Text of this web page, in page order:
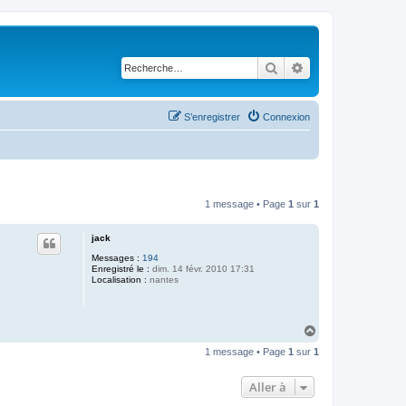
Rechercher
Connexion
S’enregistrer
1 message • Page 1 sur 1
jack
Messages : 194
Enregistré le : dim. 14 févr. 2010 17:31
Localisation : nantes
u
1 message • Page 1 sur 1
Aller à